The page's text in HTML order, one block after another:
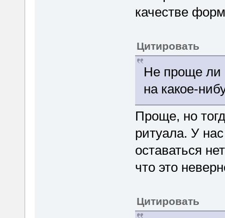
качестве
Цитировать
Не проще ли
на какое-
Проще, но
ритуала. У
оставаться
что это
Цитировать